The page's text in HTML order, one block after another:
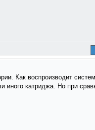
Как воспроизводит
иного катриджа. Но при